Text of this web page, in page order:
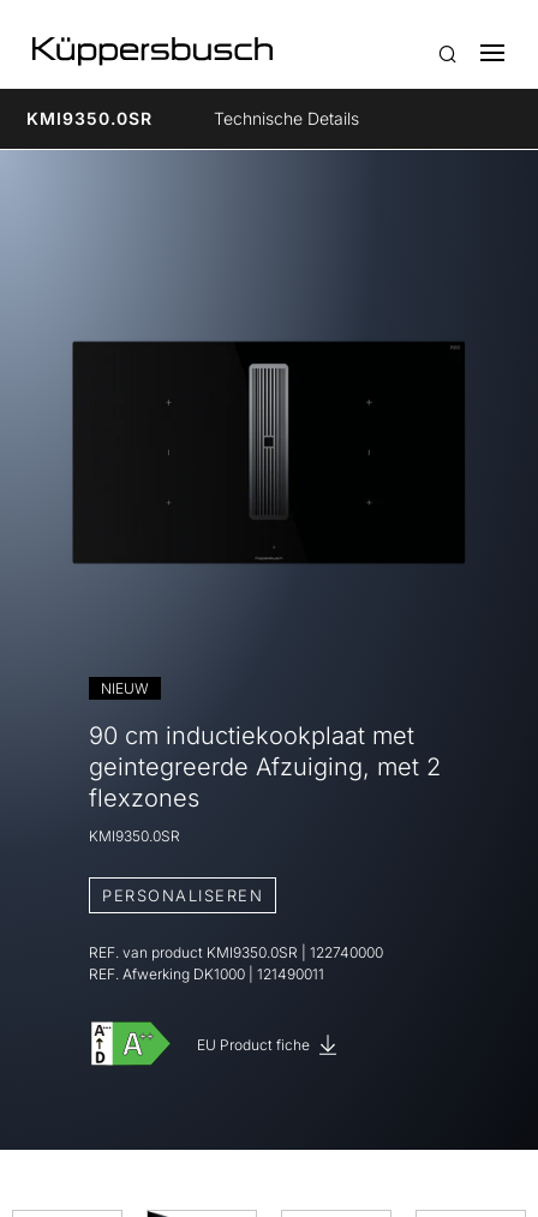
KMI9350.0SR Technische Details
NIEUW
90 cm inductiekookplaat met
geintegreerde Afzuiging, met 2
flexzones
KMI9350.0SR
PERSONALISEREN
REF. van product KMI9350.0SR
122740000
REF. Afwerking DK1000 | 121490011
EU Product fiche